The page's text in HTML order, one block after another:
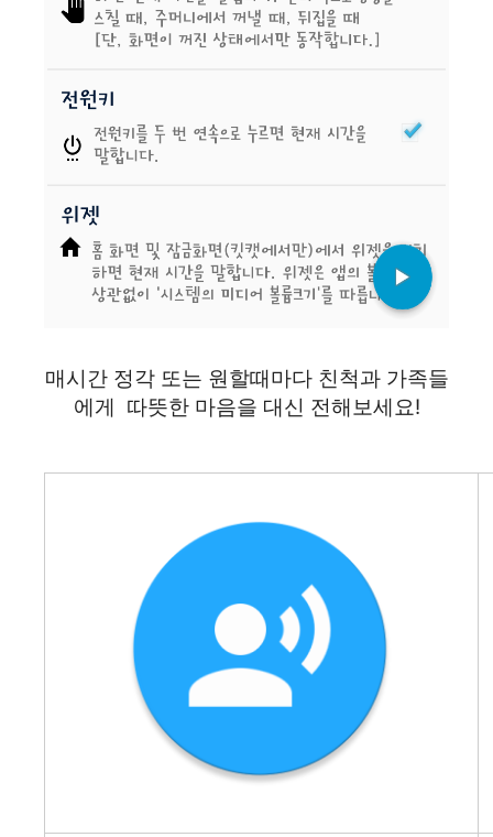
매시간 정각 또는 원할때마다 친척과 가족들
에게 따뜻한 마음을 대신 전해보세요!